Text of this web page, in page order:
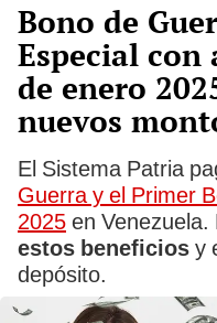
Bono de
Especial con
de enero
nuevos
El Sistema Patria
Guerra y el Primer
2025 en Venezuela.
estos beneficios y
depósito.